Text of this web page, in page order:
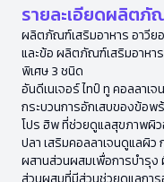
รายละเอียดผลิต
ผลิตภัณฑ์เสริมอาหาร อาวีย
และข้อ ผลิตภัณฑ์เสริมอาหา
พิเศษ 3 ชนิด
อันดีเนเจอร์ ไทป์ ทู คอลลาเ
กระบวนการอักเสบของข้อพ
โปร ฮิพ ที่ช่วยดูแลสุขภาพผิว
ปลา เสริมคอลลาเจนดูแลผิว
ผสานส่วนผสมเพื่อการบำรุ